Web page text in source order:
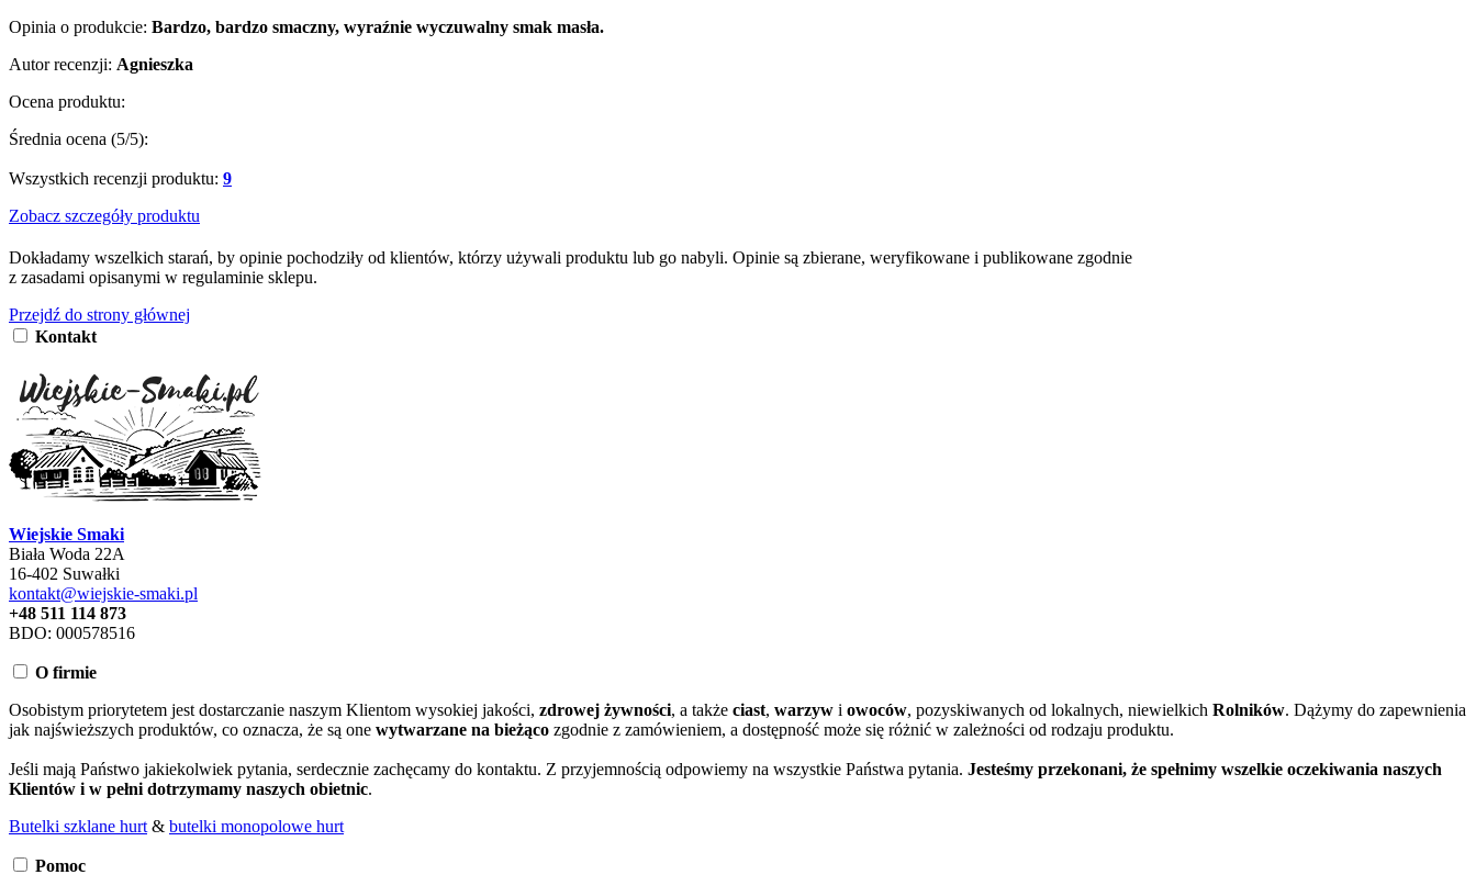
Opinia o produkcie: Bardzo, bardzo smaczny, wyraźnie wyczuwalny smak masła.
Autor recenzji: Agnieszka
Ocena produktu:
Średnia ocena (5/5):
Wszystkich recenzji produktu: 9
Zobacz szczegóły produktu
Dokładamy wszelkich starań, by opinie pochodziły od klientów, którzy używali produktu lub go nabyli. Opinie są zbierane, weryfikowane i publikowane zgodnie
z zasadami opisanymi w regulaminie sklepu.
Przejdź do strony głównej
Kontakt
Wiejskie Smaki
Biała Woda 22A
16-402 Suwałki
kontakt@wiejskie-smaki.pl
+48 511 114 873
BDO: 000578516
O firmie
Osobistym priorytetem jest dostarczanie naszym Klientom wysokiej jakości, zdrowej żywności, a także ciast, warzyw i owoców, pozyskiwanych od lokalnych, niewielkich Rolników. Dążymy do zapewnienia
jak najświeższych produktów, co oznacza, że są one wytwarzane na bieżąco zgodnie z zamówieniem, a dostępność może się różnić w zależności od rodzaju produktu.
Jeśli mają Państwo jakiekolwiek pytania, serdecznie zachęcamy do kontaktu. Z przyjemnością odpowiemy na wszystkie Państwa pytania. Jesteśmy przekonani, że spełnimy wszelkie oczekiwania naszych
Klientów i w pełni dotrzymamy naszych obietnic.
Butelki szklane hurt & butelki monopolowe hurt
Pomoc